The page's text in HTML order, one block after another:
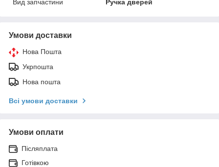
Вид запчастини
Ручка дверей
Умови доставки
Нова Пошта
Укрпошта
Нова пошта
Всі умови доставки
Умови оплати
Післяплата
Готівкою